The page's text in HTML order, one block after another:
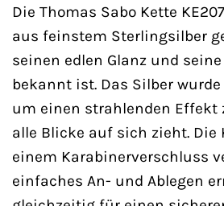
Die Thomas Sabo Kette
aus feinstem Sterlingsilber
seinen edlen Glanz und
bekannt ist. Das Silber
um einen strahlenden Effekt
alle Blicke auf sich zieht.
einem Karabinerverschluss
einfaches An- und Ablegen